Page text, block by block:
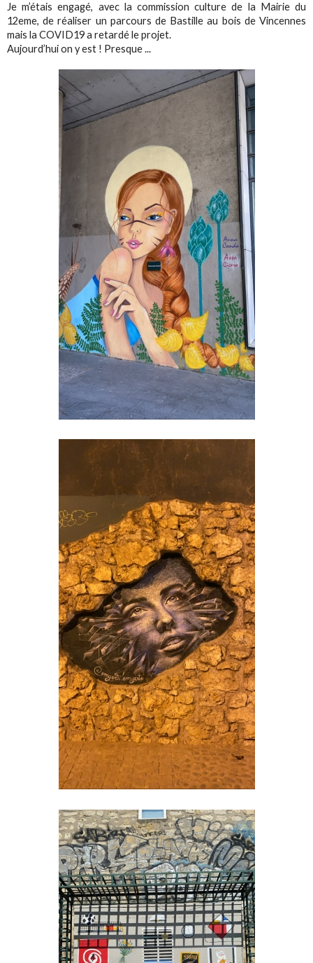
‪Je m’étais engagé, avec la commission culture de la Mairie du
12eme, de réaliser un parcours de Bastille au bois de Vincennes
mais la COVID19 a retardé le projet. ‬
‪Aujourd’hui on y est !‬ Presque ...